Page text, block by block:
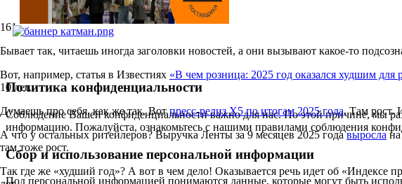
161
Бывает так, читаешь иногда заголовки новостей, а они вызывают какое-то
Вот, например, статья в Известиях «В чем розница: 2025 год оказался худшим для
10 лет.
Думаешь про себя, как же так. Вотпресс-релиз Х5 по итогам 2025 года. Там рост.
А что у остальных ритейлеров? Выручка Ленты за 9 месяцев 2025 годавырослана
там тоже рост.
Так где же «худший год»? А вот в чем дело! Оказывается речь идет об «Индексе
Политика конфиденциальности
Соблюдение Вашей конфиденциальности важно для нас. По этой причине, мы
информацию. Пожалуйста, ознакомьтесь с нашими правилами соблюдения
Сбор и использование персональной информации
Под персональной информацией понимаются данные, которые могут быть